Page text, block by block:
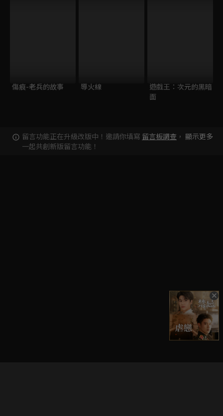
傷痕-老兵的故事 導火線
遊戲王：次元的黑暗
面
留言功能正在升級改版中！邀請你填寫 留言板調查 ，
一起共創新版留言功能！
顯示更多